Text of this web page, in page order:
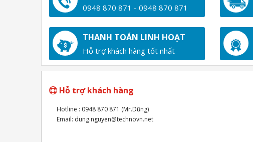
0948 870 871 - 0948 870 871
THANH TOÁN LINH HOẠT
Hỗ trợ khách hàng tốt nhất
Hỗ trợ khách hàng
Hotline : 0948 870 871 (Mr.Dũng)
Email: dung.nguyen@technovn.net